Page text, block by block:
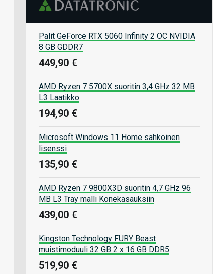
Palit GeForce RTX 5060 Infinity 2 OC NVIDIA
8 GB GDDR7
449,90 €
AMD Ryzen 7 5700X suoritin 3,4 GHz 32 MB
L3 Laatikko
194,90 €
Microsoft Windows 11 Home sähköinen
lisenssi
135,90 €
AMD Ryzen 7 9800X3D suoritin 4,7 GHz 96
MB L3 Tray malli Konekasauksiin
439,00 €
Kingston Technology FURY Beast
muistimoduuli 32 GB 2 x 16 GB DDR5
519,90 €